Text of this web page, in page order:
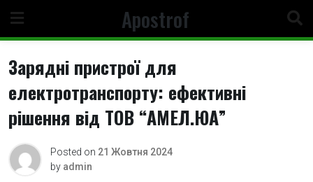
content
Apostrof
Зарядні пристрої для
електротранспорту: ефективні
рішення від ТОВ “АМЕЛ.ЮА”
Posted on 21 Жовтня 2024
by admin